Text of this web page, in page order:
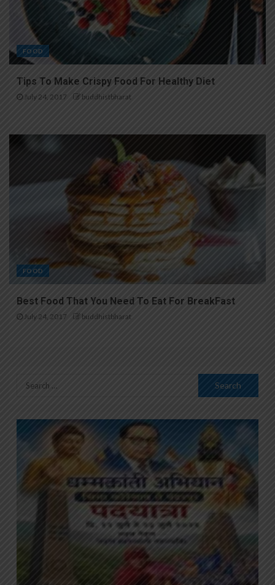
FOOD
Tips To Make Crispy Food For Healthy Diet
July 24, 2017 buddhistbharat
FOOD
Best Food That You Need To Eat For BreakFast
July 24, 2017 buddhistbharat